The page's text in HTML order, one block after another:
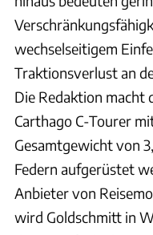
wechselseitigem
Traktionsverlust an
Die Redaktion macht
Carthago C-Tourer
Gesamtgewicht von
Federn aufgerüstet
Anbieter von
wird Goldschmitt in